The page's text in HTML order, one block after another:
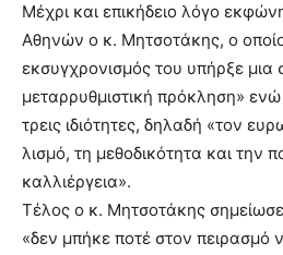
Μέχρι και επικήδειο λόγο
Αθηνών ο κ. Μητσοτάκης, ο
εκσυγχρονισμός του υπήρξε μια
μεταρρυθμιστική πρόκληση» ενώ
τρεις ιδιότητες, δηλαδή «τον
λισμό, τη μεθοδικότητα και την
καλλιέργεια».
Τέλος ο κ. Μητσοτάκης σημείωσε
«δεν μπήκε ποτέ στον πειρασμό